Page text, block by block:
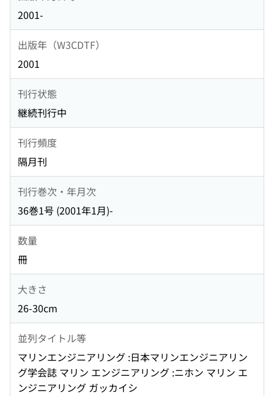
2001-
出版年（W3CDTF）
2001
刊行状態
継続刊行中
刊行頻度
隔月刊
刊行巻次・年月次
36巻1号 (2001年1月)-
数量
冊
大きさ
26-30cm
並列タイトル等
マリンエンジニアリング :日本マリンエンジニアリン
グ学会誌 マリン エンジニアリング :ニホン マリン エ
ンジニアリング ガッカイシ